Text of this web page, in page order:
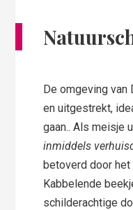
De omgeving van
en uitgestrekt,
gaan.. Als meisje
inmiddels
betoverd door het
Kabbelende
schilderachtige